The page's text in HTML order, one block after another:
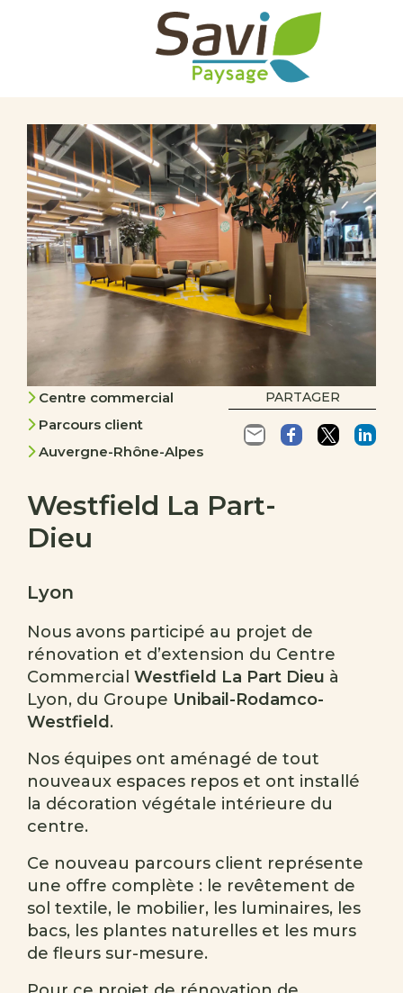
PARTAGER
Centre commercial
Parcours client
Auvergne-Rhône-Alpes
Westfield La Part-
Dieu
Lyon
Nous avons participé au projet de
rénovation et d’extension du Centre
Commercial Westfield La Part Dieu à
Lyon, du Groupe Unibail-Rodamco-
Westfield .
Nos équipes ont aménagé de tout
nouveaux espaces repos et ont installé
la décoration végétale intérieure du
centre.
Ce nouveau parcours client représente
une offre complète : le revêtement de
sol textile, le mobilier, les luminaires, les
bacs, les plantes naturelles et les murs
de fleurs sur-mesure.